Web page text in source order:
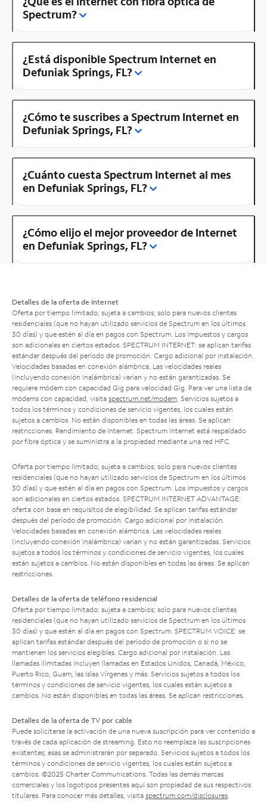
Spectrum?
¿Está disponible Spectrum Internet en
Defuniak Springs, FL?
¿Cómo te suscribes a Spectrum Internet en
Defuniak Springs, FL?
¿Cuánto cuesta Spectrum Internet al mes
en Defuniak Springs, FL?
¿Cómo elijo el mejor proveedor de Internet
en Defuniak Springs, FL?
Detalles de la oferta de Internet
Oferta por tiempo limitado; sujeta a cambios; solo para nuevos clientes
residenciales (que no hayan utilizado servicios de Spectrum en los últimos
30 días) y que estén al día en pagos con Spectrum. Los impuestos y cargos
son adicionales en ciertos estados. SPECTRUM INTERNET: se aplican tarifas
estándar después del período de promoción. Cargo adicional por instalación.
Velocidades basadas en conexión alámbrica. Las velocidades reales
(incluyendo conexión inalámbrica) varían y no están garantizadas. Se
requiere módem con capacidad Gig para velocidad Gig. Para ver una lista de
módems con capacidad, visita spectrum.net/modem . Servicios sujetos a
todos los términos y condiciones de servicio vigentes, los cuales están
sujetos a cambios. No están disponibles en todas las áreas. Se aplican
restricciones. Rendimiento de Internet: Spectrum Internet está respaldado
por fibra óptica y se suministra a la propiedad mediante una red HFC.
Oferta por tiempo limitado; sujeta a cambios; solo para nuevos clientes
residenciales (que no hayan utilizado servicios de Spectrum en los últimos
30 días) y que estén al día en pagos con Spectrum. Los impuestos y cargos
son adicionales en ciertos estados. SPECTRUM INTERNET ADVANTAGE:
oferta con base en requisitos de elegibilidad. Se aplican tarifas estándar
después del período de promoción. Cargo adicional por instalación.
Velocidades basadas en conexión alámbrica. Las velocidades reales
(incluyendo conexión inalámbrica) varían y no están garantizadas. Servicios
sujetos a todos los términos y condiciones de servicio vigentes, los cuales
están sujetos a cambios. No están disponibles en todas las áreas. Se aplican
restricciones.
Detalles de la oferta de teléfono residencial
Oferta por tiempo limitado; sujeta a cambios; solo para nuevos clientes
residenciales (que no hayan utilizado servicios de Spectrum en los últimos
30 días) y que estén al día en pagos con Spectrum. SPECTRUM VOICE: se
aplican tarifas estándar después del período de promoción o si no se
mantienen los servicios elegibles. Cargo adicional por instalación. Las
llamadas ilimitadas incluyen llamadas en Estados Unidos, Canadá, México,
Puerto Rico, Guam, las Islas Vírgenes y más. Servicios sujetos a todos los
términos y condiciones de servicio vigentes, los cuales están sujetos a
cambios. No están disponibles en todas las áreas. Se aplican restricciones.
Detalles de la oferta de TV por cable
Puede solicitarse la activación de una nueva suscripción para ver contenido a
través de cada aplicación de streaming. Esto no reemplaza las suscripciones
existentes; esas se administrarán por separado. Servicios sujetos a todos los
términos y condiciones de servicio vigentes, los cuales están sujetos a
cambios. ©2025 Charter Communications. Todas las demás marcas
comerciales y los logotipos presentes aquí son propiedad de sus respectivos
titulares. Para conocer más detalles, visita spectrum.com/disclosures